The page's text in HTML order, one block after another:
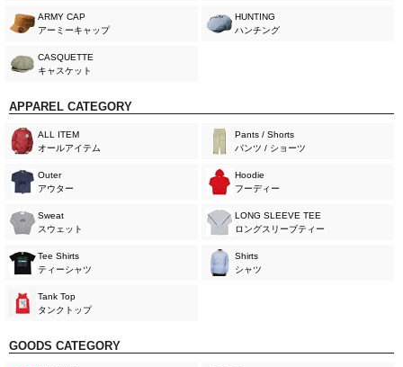
ARMY CAP
アーミーキャップ
HUNTING
ハンチング
CASQUETTE
キャスケット
APPAREL CATEGORY
ALL ITEM
オールアイテム
Pants / Shorts
パンツ / ショーツ
Outer
アウター
Hoodie
フーディー
Sweat
スウェット
LONG SLEEVE TEE
ロングスリーブティー
Tee Shirts
ティーシャツ
Shirts
シャツ
Tank Top
タンクトップ
GOODS CATEGORY